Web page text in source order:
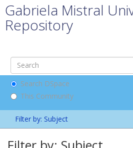
Gabriela Mistral
Repository
Search DSpace
This Community
Filter by: Subject